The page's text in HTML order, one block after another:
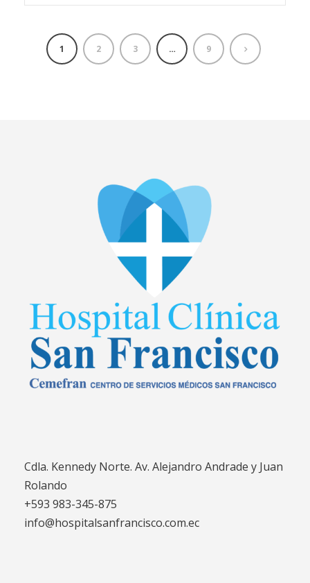
1 2 3 … 9
Cdla. Kennedy Norte. Av. Alejandro Andrade y Juan
Rolando
+593 983-345-875
info@hospitalsanfrancisco.com.ec